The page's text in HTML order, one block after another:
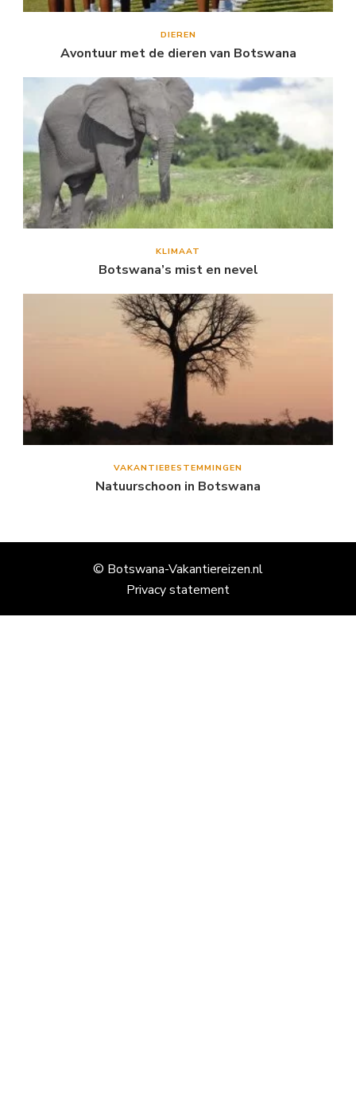
DIEREN
Avontuur met de dieren van Botswana
KLIMAAT
Botswana’s mist en nevel
VAKANTIEBESTEMMINGEN
Natuurschoon in Botswana
© Botswana-Vakantiereizen.nl
Privacy statement